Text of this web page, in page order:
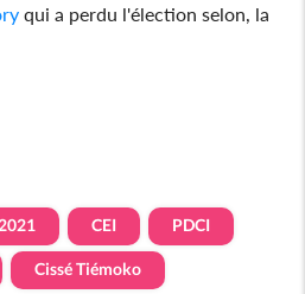
qui a perdu l'élection selon, la
CEI PDCI
Cissé Tiémoko